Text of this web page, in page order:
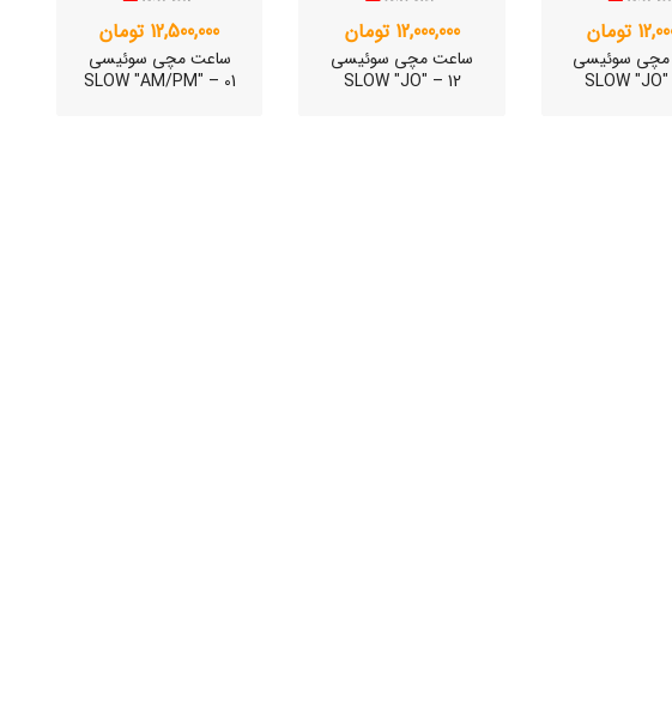
تومان
سوئیسی
SLOW
12,000,000 تومان
ساعت مچی سوئیسی
SLOW "JO" – 12
12,500,000 تومان
ساعت مچی سوئیسی
SLOW "AM/PM" – 01